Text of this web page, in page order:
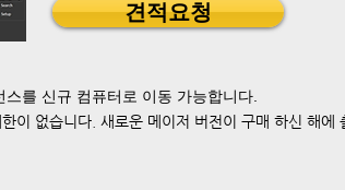
견적요청
를 신규 컴퓨터로 이동 가능합니다.
이 없습니다. 새로운 메이저 버전이 구매 하신 해에